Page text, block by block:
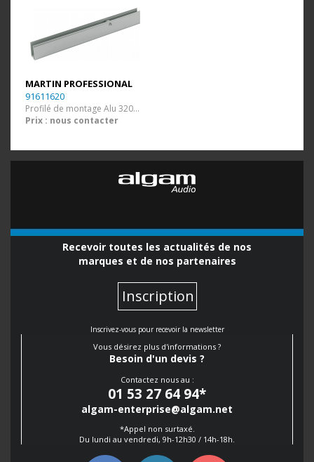
MARTIN PROFESSIONAL
91611620
Profilé de montage Alu 320mm
Prix : nous contacter
Recevoir toutes les actualités de nos
marques et de nos partenaires
Inscription
Inscrivez-vous pour recevoir la newsletter
Vous désirez plus d'informations ?
Besoin d'un devis ?
Contactez nous au :
01 53 27 64 94*
algam-enterprise@algam.net
*Appel non surtaxé.
Du lundi au vendredi, 9h-12h30 / 14h-18h.